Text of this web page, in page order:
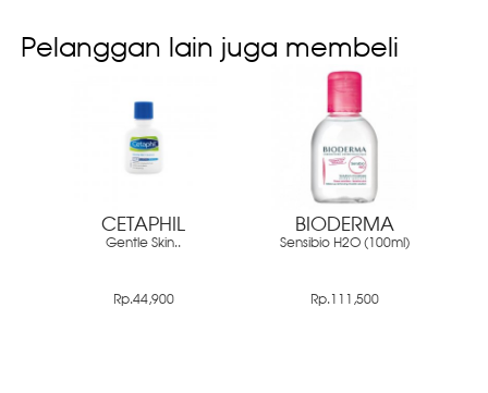
Pelanggan lain juga membeli
CETAPHIL
Gentle Skin..
Rp.44,900
BIODERMA
Sensibio H2O (100ml)
Rp.111,500